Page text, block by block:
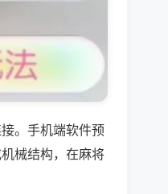
。手机端软件预
械结构，在麻将